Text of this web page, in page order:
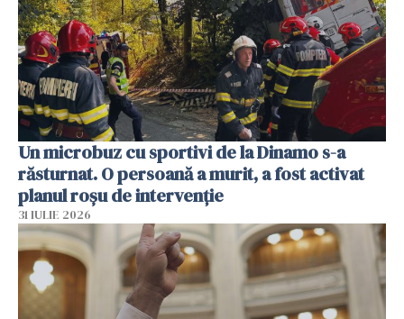
Un microbuz cu sportivi de la Dinamo s-a
răsturnat. O persoană a murit, a fost activat
planul roșu de intervenție
31 IULIE 2026